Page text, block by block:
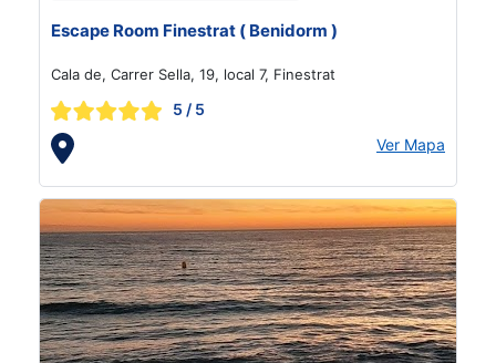
Escape Room Finestrat ( Benidorm )
Cala de, Carrer Sella, 19, local 7, Finestrat
5 / 5
Ver Mapa